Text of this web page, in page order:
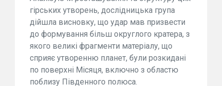
гірських утворень, дослідницька група
дійшла висновку, що удар мав призвести
до формування більш округлого кратера, з
якого великі фрагменти матеріалу, що
сприяє утворенню планет, були розкидані
по поверхні Місяця, включно з областю
поблизу Південного полюса.